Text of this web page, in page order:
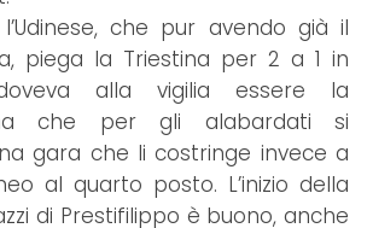
che pur avendo già il
piega la Triestina per 2 a 1 in
alla vigilia essere la
che per gli alabardati si
gara che li costringe invece a
al quarto posto. L’inizio della
di Prestifilippo è buono, anche